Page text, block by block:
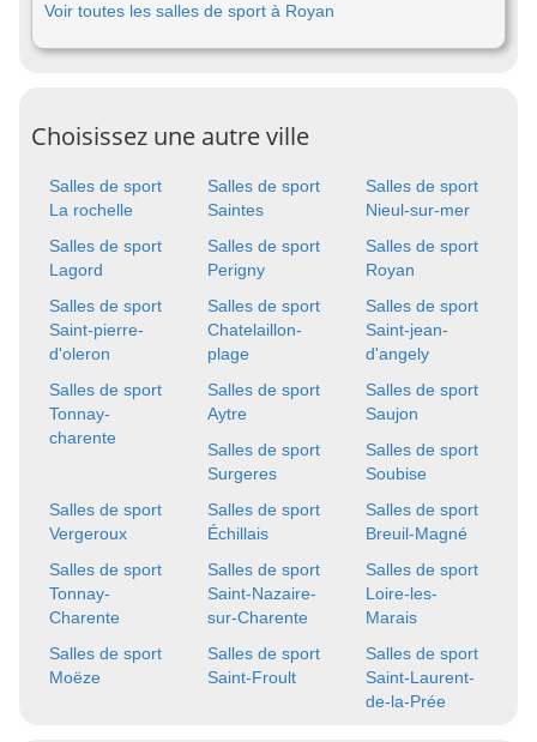
Voir toutes les salles de sport à Royan
Choisissez une autre ville
Salles de sport
La rochelle
Salles de sport
Saintes
Salles de sport
Nieul-sur-mer
Salles de sport
Lagord
Salles de sport
Perigny
Salles de sport
Royan
Salles de sport
Saint-pierre-
d'oleron
Salles de sport
Chatelaillon-
plage
Salles de sport
Saint-jean-
d'angely
Salles de sport
Tonnay-
charente
Salles de sport
Aytre
Salles de sport
Saujon
Salles de sport
Surgeres
Salles de sport
Soubise
Salles de sport
Vergeroux
Salles de sport
Échillais
Salles de sport
Breuil-Magné
Salles de sport
Tonnay-
Charente
Salles de sport
Saint-Nazaire-
sur-Charente
Salles de sport
Loire-les-
Marais
Salles de sport
Moëze
Salles de sport
Saint-Froult
Salles de sport
Saint-Laurent-
de-la-Prée